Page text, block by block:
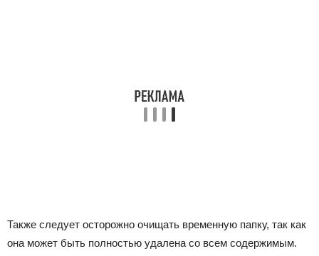
Также следует осторожно очищать временную папку, так как
она может быть полностью удалена со всем содержимым.